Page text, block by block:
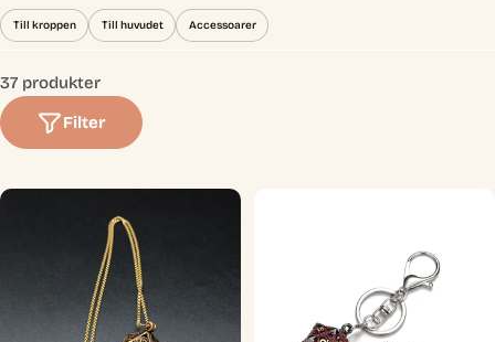
e
t
i
n
Till kroppen Till huvudet Accessoarer
37 produkter
Filter